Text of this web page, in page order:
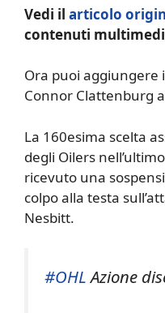
Vedi il articolo
contenuti
Ora puoi aggiungere
Connor Clattenburg
La 160esima scelta
degli Oilers
ricevuto una
colpo alla testa
Nesbitt.
#OHLAzione